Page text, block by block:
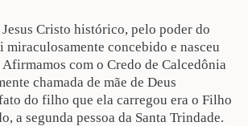
pelos pecados do povo. Pois, naquilo que ele
Mq 5:2; Lc 2:52; Rm 8:3; Gl 4:4; Fp 2:5-8; Hb
Cristo histórico, pelo poder do
concebido e nasceu
com o Credo de Calcedônia
chamada de mãe de Deus
do filho que ela carregou era o Filho
a segunda pessoa da Santa Trindade.